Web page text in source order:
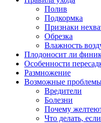
Полив
Подкормка
Признаки
Обрезка
Влажность
Плодоносит ли
Особенности
Размножение
Возможные
Вредители
Болезни
Почему
Что делать,